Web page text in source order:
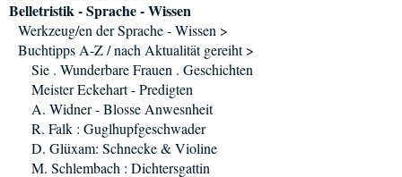
Belletristik - Sprache - Wissen
Werkzeug/en der Sprache - Wissen >
Buchtipps A-Z / nach Aktualität gereiht >
Sie . Wunderbare Frauen . Geschichten
Meister Eckehart - Predigten
A. Widner - Blosse Anwesnheit
R. Falk : Guglhupfgeschwader
D. Glüxam: Schnecke & Violine
M. Schlembach : Dichtersgattin